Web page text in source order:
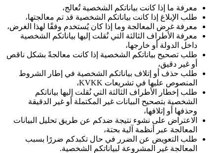
معرفة ما إذا كانت بياناتكم الشخصية تُعالج،
طلب الإبلاغ إذا كانت بياناتكم الشخصية قد تم معالجتها،
معرفة غرض المعالجة وما إذا كان يُستخدم وفقًا لهذا الغرض،
معرفة الأطراف الثالثة التي نُقلت إليها بياناتكم الشخصية
داخل الدولة أو خارجها،
طلب تصحيح بياناتكم الشخصية إذا كانت معالجةً بشكل ناقص
أو غير دقيق،
طلب حذف أو إتلاف بياناتكم الشخصية في إطار الشروط
المنصوص عليها في تشريعات KVKK،
طلب إخطار الأطراف الثالثة التي نُقلت إليها بياناتكم
الشخصية بتصحيح البيانات غير المكتملة أو غير الدقيقة
وحذفها أو إتلافها،
الاعتراض على نشوء نتيجة ضدكم عن طريق تحليل البيانات
المعالجة عبر أنظمة آلية بحتة،
طلب التعويض عن الضرر في حال تكبدكم ضررًا بسبب
المعالجة غير المشروعة لبياناتكم الشخصية.